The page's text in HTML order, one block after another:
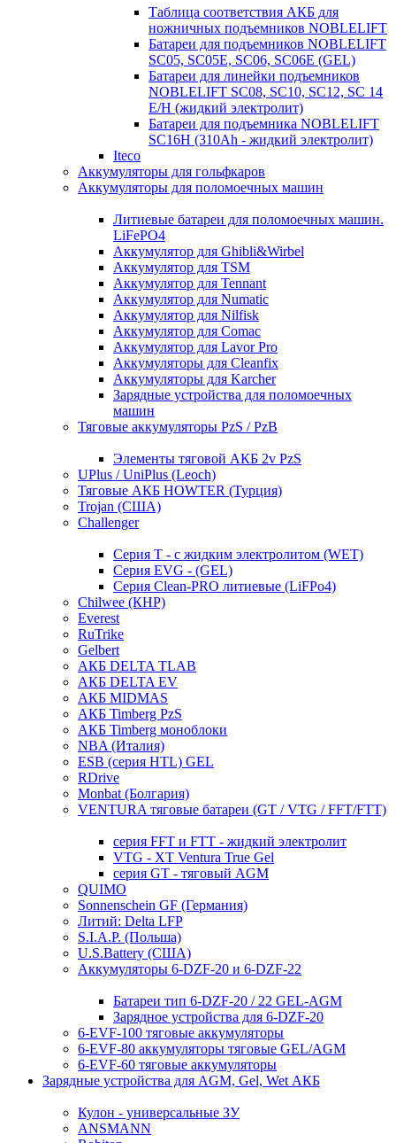
Таблица соответствия АКБ для
ножничных подъемников NOBLELIFT
Батареи для подъемников NOBLELIFT
SC05, SC05E, SC06, SC06E (GEL)
Батареи для линейки подъемников
NOBLELIFT SC08, SC10, SC12, SC 14
E/H (жидкий электролит)
Батареи для подъемника NOBLELIFT
SC16H (310Ah - жидкий электролит)
Iteco
Аккумуляторы для гольфкаров
Аккумуляторы для поломоечных машин
Литиевые батареи для поломоечных машин.
LiFePO4
Аккумулятор для Ghibli&Wirbel
Аккумулятор для TSM
Аккумулятор для Tennant
Аккумулятор для Numatic
Аккумулятор для Nilfisk
Аккумулятор для Comac
Аккумулятор для Lavor Pro
Аккумуляторы для Cleanfix
Аккумуляторы для Karcher
Зарядные устройства для поломоечных
машин
Тяговые аккумуляторы PzS / PzB
Элементы тяговой АКБ 2v PzS
UPlus / UniPlus (Leoch)
Тяговые АКБ HOWTER (Турция)
Trojan (США)
Challenger
Серия T - с жидким электролитом (WET)
Серия EVG - (GEL)
Серия Clean-PRO литиевые (LiFPo4)
Chilwee (КНР)
Everest
RuTrike
Gelbert
АКБ DELTA TLAB
АКБ DELTA EV
АКБ MIDMAS
АКБ Timberg PzS
АКБ Timberg моноблоки
NBA (Италия)
ESB (серия HTL) GEL
RDrive
Monbat (Болгария)
VENTURA тяговые батареи (GT / VTG / FFT/FTT)
серия FFT и FTT - жидкий электролит
VTG - XT Ventura True Gel
серия GT - тяговый AGM
QUIMO
Sonnenschein GF (Германия)
Литий: Delta LFP
S.I.A.P. (Польша)
U.S.Battery (США)
Аккумуляторы 6-DZF-20 и 6-DZF-22
Батареи тип 6-DZF-20 / 22 GEL-AGM
Зарядное устройства для 6-DZF-20
6-EVF-100 тяговые аккумуляторы
6-EVF-80 аккумуляторы тяговые GEL/AGM
6-EVF-60 тяговые аккумуляторы
Зарядные устройства для AGM, Gel, Wet АКБ
Кулон - универсальные ЗУ
ANSMANN